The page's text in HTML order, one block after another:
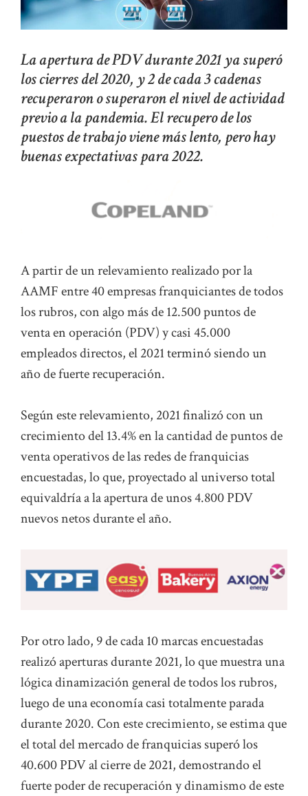
La apertura de PDV durante 2021 ya superó
los cierres del 2020, y 2 de cada 3 cadenas
recuperaron o superaron el nivel de actividad
previo a la pandemia. El recupero de los
puestos de trabajo viene más lento, pero hay
buenas expectativas para 2022.
A partir de un relevamiento realizado por la
AAMF entre 40 empresas franquiciantes de todos
los rubros, con algo más de 12.500 puntos de
venta en operación (PDV) y casi 45.000
empleados directos, el 2021 terminó siendo un
año de fuerte recuperación.
Según este relevamiento, 2021 finalizó con un
crecimiento del 13.4% en la cantidad de puntos de
venta operativos de las redes de franquicias
encuestadas, lo que, proyectado al universo total
equivaldría a la apertura de unos 4.800 PDV
nuevos netos durante el año.
Por otro lado, 9 de cada 10 marcas encuestadas
realizó aperturas durante 2021, lo que muestra una
lógica dinamización general de todos los rubros,
luego de una economía casi totalmente parada
durante 2020. Con este crecimiento, se estima que
el total del mercado de franquicias superó los
40.600 PDV al cierre de 2021, demostrando el
fuerte poder de recuperación y dinamismo de este